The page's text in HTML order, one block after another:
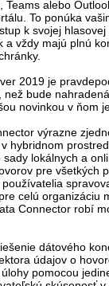
Teams alebo
To ponúka
k svojej hlasovej
a vždy majú plnú
2019 je
než bude
novinkou v ňom
výrazne
hybridnom
lokálnych a
pre všetkých
celú organizáciu
Connector robí
dátového
údajov o
pomocou